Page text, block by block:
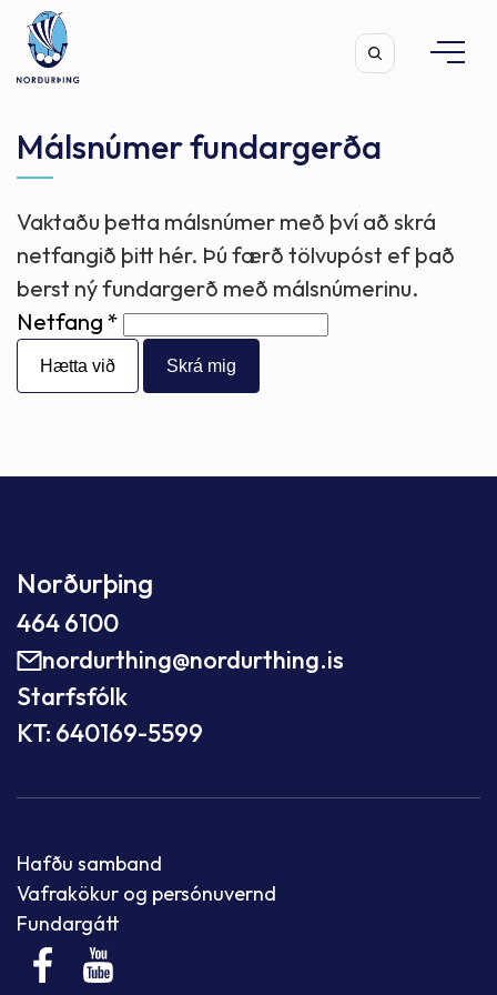
Leita
Málsnúmer fundargerða
Vaktaðu þetta málsnúmer með því að skrá
netfangið þitt hér. Þú færð tölvupóst ef það
berst ný fundargerð með málsnúmerinu.
Netfang
Hætta við
Norðurþing
464 6100
nordurthing@nordurthing.is
Starfsfólk
KT: 640169-5599
Hafðu samband
Vafrakökur og persónuvernd
Fundargátt